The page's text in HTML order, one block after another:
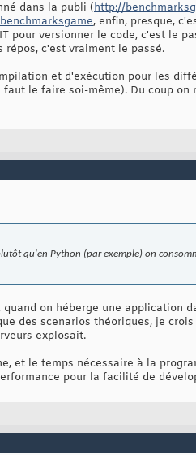
dans la publi (http://
, enfin, presque,
pour versionner le code, c'est le
répos, c'est vraiment le passé.
et d'exécution pour les
faut le faire soi-même). Du coup on
qu'en Python (par exemple) on
on héberge une application
des scenarios théoriques, je
explosait.
et le temps nécessaire à la
pour la facilité de